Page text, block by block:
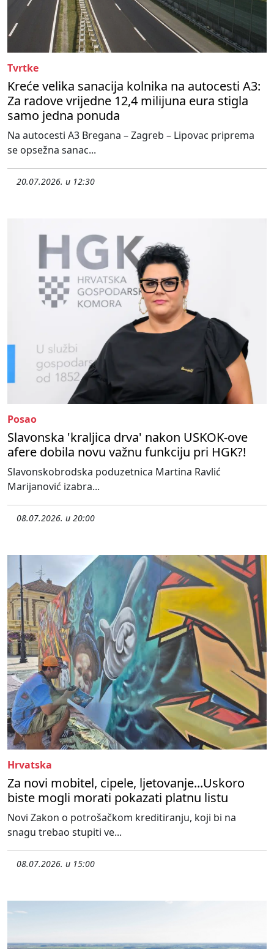
Tvrtke
Kreće velika sanacija kolnika na autocesti A3:
Za radove vrijedne 12,4 milijuna eura stigla
samo jedna ponuda
Na autocesti A3 Bregana – Zagreb – Lipovac priprema
se opsežna sanac...
20.07.2026. u 12:30
Posao
Slavonska 'kraljica drva' nakon USKOK-ove
afere dobila novu važnu funkciju pri HGK?!
Slavonskobrodska poduzetnica Martina Ravlić
Marijanović izabra...
08.07.2026. u 20:00
Hrvatska
Za novi mobitel, cipele, ljetovanje...Uskoro
biste mogli morati pokazati platnu listu
Novi Zakon o potrošačkom kreditiranju, koji bi na
snagu trebao stupiti ve...
08.07.2026. u 15:00